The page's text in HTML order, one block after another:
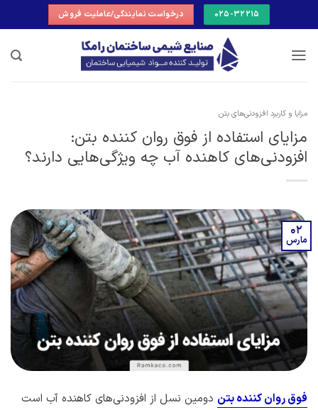
to
025-32215 درخواست نمایندگی/عاملیت فروش
مزایا و کاربرد افزودنی‌های بتن
مزایای استفاده از فوق روان کننده بتن:
افزودنی‌های کاهنده آب چه ویژگی‌هایی دارند؟
02
مارس
فوق روان کننده بتن دومین نسل از افزودنی‌های کاهنده آب است